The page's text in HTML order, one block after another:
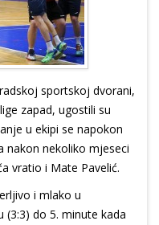
sportskoj dvorani,
zapad, ugostili su
u ekipi se napokon
nakon nekoliko mjeseci
vratio i Mate Pavelić.
i mlako u
(3:3) do 5. minute kada